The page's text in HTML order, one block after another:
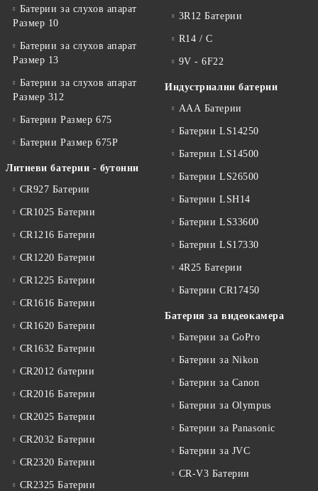
Батерии за слухов апарат
Размер 10
Батерии за слухов апарат
Размер 13
Батерии за слухов апарат
Размер 312
Батерии Размер 675
Батерии Размер 675P
Литиеви батерии - бутонни
CR927 Батерии
CR1025 Батерии
CR1216 Батерии
CR1220 Батерии
CR1225 Батерии
CR1616 Батерии
CR1620 Батерии
CR1632 Батерии
CR2012 батерии
CR2016 Батерии
CR2025 Батерии
CR2032 Батерии
CR2320 Батерии
CR2325 Батерии
3R12 Батерии
R14 / C
9V - 6F22
Индустриални батерии
ААА Батерии
Батерии LS14250
Батерии LS14500
Батерии LS26500
Батерии LSH14
Батерии LS33600
Батерии LS17330
4R25 Батерии
Батерии CR17450
Батерия за видеокамера
Батерии за GoPro
Батерии за Nikon
Батерии за Canon
Батерии за Olympus
Батерии за Panasonic
Батерии за JVC
CR-V3 Батерии